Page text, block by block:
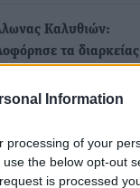
Information
processing of your
the below opt-out
is processed
Καλυθιών:
τα
των φιλάθλων
διαρκείας…